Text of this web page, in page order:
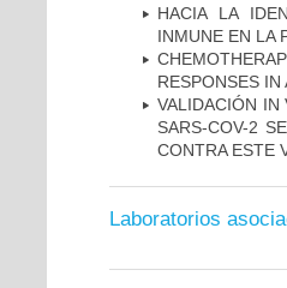
HACIA LA
INMUNE EN LA
RESPONSES IN
VALIDACIÓN IN
SARS-COV-2
CONTRA ESTE
Laboratorios